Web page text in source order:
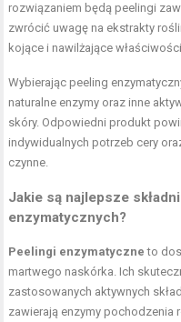
rozwiązaniem będą peelingi
zwrócić uwagę na ekstrakty
kojące i nawilżające
Wybierając peeling
naturalne enzymy oraz inne
skóry. Odpowiedni produkt
indywidualnych potrzeb cery
czynne.
Jakie są najlepsze
enzymatycznych?
Peelingi enzymatyczne to
martwego naskórka. Ich
zastosowanych aktywnych
zawierają enzymy pochodzenia